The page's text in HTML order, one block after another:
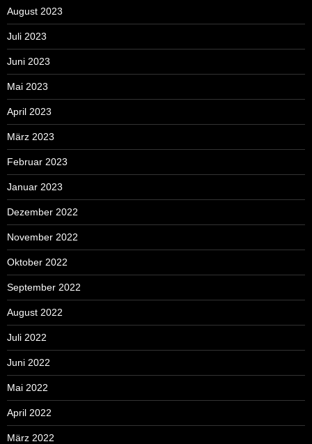
August 2023
Juli 2023
Juni 2023
Mai 2023
April 2023
März 2023
Februar 2023
Januar 2023
Dezember 2022
November 2022
Oktober 2022
September 2022
August 2022
Juli 2022
Juni 2022
Mai 2022
April 2022
März 2022